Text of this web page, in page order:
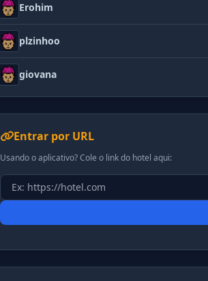
Erohim
plzinhoo
giovana
Entrar por URL
Usando o aplicativo? Cole o link do hotel aqui: